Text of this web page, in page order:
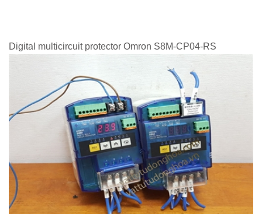
Digital multicircuit protector Omron S8M-CP04-RS